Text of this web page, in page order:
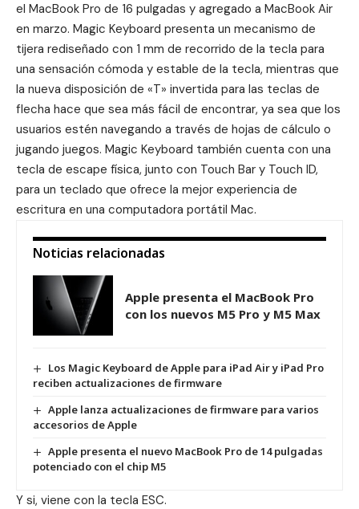
el MacBook Pro de 16 pulgadas y agregado a MacBook Air
en marzo. Magic Keyboard presenta un mecanismo de
tijera rediseñado con 1 mm de recorrido de la tecla para
una sensación cómoda y estable de la tecla, mientras que
la nueva disposición de «T» invertida para las teclas de
flecha hace que sea más fácil de encontrar, ya sea que los
usuarios estén navegando a través de hojas de cálculo o
jugando juegos. Magic Keyboard también cuenta con una
tecla de escape física, junto con Touch Bar y Touch ID,
para un teclado que ofrece la mejor experiencia de
escritura en una computadora portátil Mac.
Noticias relacionadas
Apple presenta el MacBook Pro
con los nuevos M5 Pro y M5 Max
Los Magic Keyboard de Apple para iPad Air y iPad Pro
reciben actualizaciones de firmware
Apple lanza actualizaciones de firmware para varios
accesorios de Apple
Apple presenta el nuevo MacBook Pro de 14 pulgadas
potenciado con el chip M5
Y si, viene con la tecla ESC.